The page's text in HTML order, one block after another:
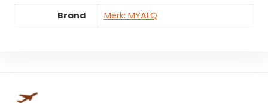
Brand Merk: MYALQ